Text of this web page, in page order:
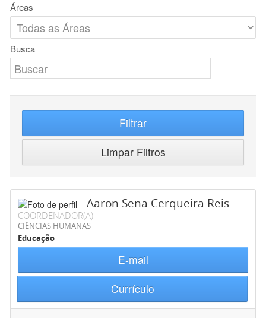
Áreas
Busca
Filtrar
Limpar Filtros
Aaron Sena Cerqueira Reis
COORDENADOR(A)
CIÊNCIAS HUMANAS
Educação
E-mail
Currículo